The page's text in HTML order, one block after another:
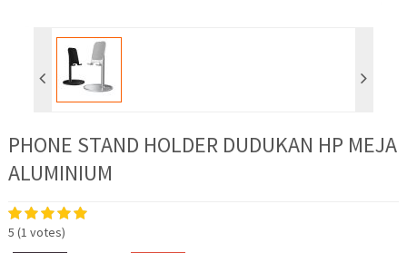
PHONE STAND HOLDER DUDUKAN HP MEJA
ALUMINIUM
5 (1 votes)